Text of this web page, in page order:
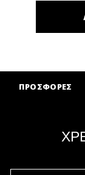
ARE YOU A
ΠΡΟΣΦΟΡΕΣ